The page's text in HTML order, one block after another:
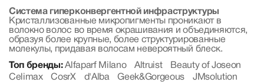
Система гиперконвергентной инфраструктуры
Кристаллизованные микропигменты проникают в
волокно волос во время окрашивания и объединяются,
образуя более крупные, более структурированные
молекулы, придавая волосам невероятный блеск.
Топ бренды: Alfaparf Milano Altruist
Beauty of Joseon
Celimax
CosrX d'Alba Geek&Gorgeous
JMsolution